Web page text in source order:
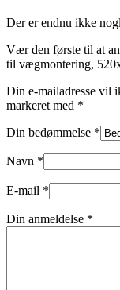
Der er endnu ikke
Vær den første til at
til vægmontering,
Din e-mailadresse vil
markeret med *
Din bedømmelse *
Navn *
E-mail *
Din anmeldelse *